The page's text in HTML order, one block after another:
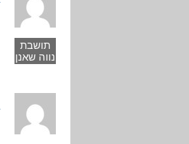
תושבת
נווה שאנן